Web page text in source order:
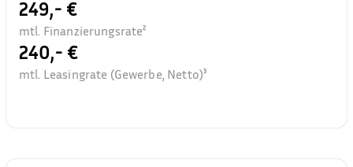
249,- €
mtl. Finanzierungsrate²
240,- €
mtl. Leasingrate (Gewerbe, Netto)³